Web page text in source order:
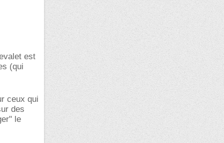
est
(qui
ceux qui
des
le